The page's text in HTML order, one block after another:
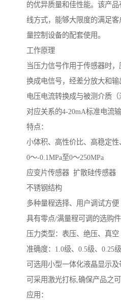
的优异质量和佳性能。该产品
线方式，能够大限度的满足
量控制设备的配套使用。
工作原理
当压力信号作用于传感器时
换成电信号，经差分放大和
电压电流转换成与被测介质
对应关系的4-20mA标准电流输
特点：
小体积、高性价比、高稳定性
0～-0.1MPa至0～250MPa
应变片传感器 扩散硅传感器
不锈钢结构
多种量程选择、用户调试方便
具有零点/满量程可调的选购件
压力类型：表压、绝压、真空
准确度：1.0级、0.5级、0.25
可选用小型一体化液晶显示
可采用激光打标,确保产品之
应用：